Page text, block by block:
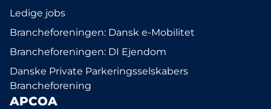
Ledige jobs
Brancheforeningen: Dansk e-Mobilitet
Brancheforeningen: DI Ejendom
Danske Private Parkeringsselskabers
Brancheforening
APCOA